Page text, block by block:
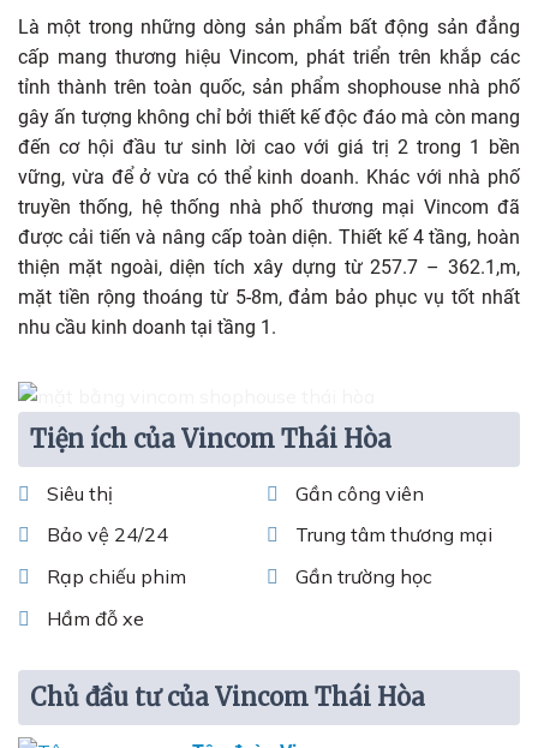
Là một trong những dòng sản phẩm bất động sản đẳng
cấp mang thương hiệu Vincom, phát triển trên khắp các
tỉnh thành trên toàn quốc, sản phẩm shophouse nhà phố
gây ấn tượng không chỉ bởi thiết kế độc đáo mà còn mang
đến cơ hội đầu tư sinh lời cao với giá trị 2 trong 1 bền
vững, vừa để ở vừa có thể kinh doanh. Khác với nhà phố
truyền thống, hệ thống nhà phố thương mại Vincom đã
được cải tiến và nâng cấp toàn diện. Thiết kế 4 tầng, hoàn
thiện mặt ngoài, diện tích xây dựng từ 257.7 – 362.1,m,
mặt tiền rộng thoáng từ 5-8m, đảm bảo phục vụ tốt nhất
nhu cầu kinh doanh tại tầng 1.
Tiện ích của Vincom Thái Hòa
Siêu thị
Gần công viên
Bảo vệ 24/24
Trung tâm thương mại
Rạp chiếu phim
Gần trường học
Hầm đỗ xe
Chủ đầu tư của Vincom Thái Hòa